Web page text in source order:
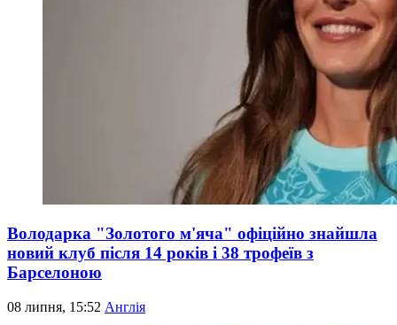
Володарка "Золотого м'яча" офіційно знайшла
новий клуб після 14 років і 38 трофеїв з
Барселоною
08 липня, 15:52 Англія